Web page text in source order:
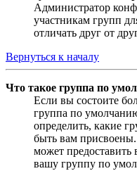
Администратор
участникам групп
отличать друг от
Вернуться к началу
Что такое группа по
Если вы состоите
группа по
определить, какие
быть вам
может предоставить
вашу группу по